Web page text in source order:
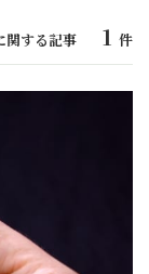
関する記事 1 件